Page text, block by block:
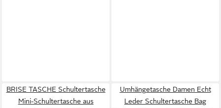
BRISE TASCHE Schultertasche
Mini-Schultertasche aus
Umhängetasche Damen Echt
Leder Schultertasche Bag